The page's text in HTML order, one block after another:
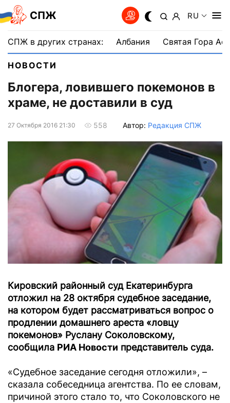
СПЖ RU
СПЖ в других странах: Албания Святая Гора
НОВОСТИ
Блогера, ловившего покемонов в
храме, не доставили в суд
27 Октября 2016 21:30 558 Автор: Редакция СПЖ
Кировский районный суд Екатеринбурга
отложил на 28 октября судебное заседание,
на котором будет рассматриваться вопрос о
продлении домашнего ареста «ловцу
покемонов» Руслану Соколовскому,
сообщила РИА Новости представитель суда.
«Судебное заседание сегодня отложили», –
сказала собеседница агентства. По ее словам,
причиной этого стало то, что Соколовского не